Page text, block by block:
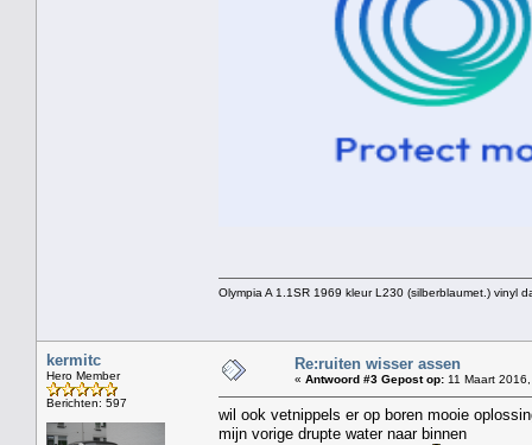
Olympia A 1.1SR 1969 kleur L230 (silberblaumet.) vinyl
kermitc
Hero Member
Berichten: 597
Re:ruiten wisser assen
« Antwoord #3 Gepost op: 11 Maart
wil ook vetnippels er op boren mooie
mijn vorige drupte water naar binnen